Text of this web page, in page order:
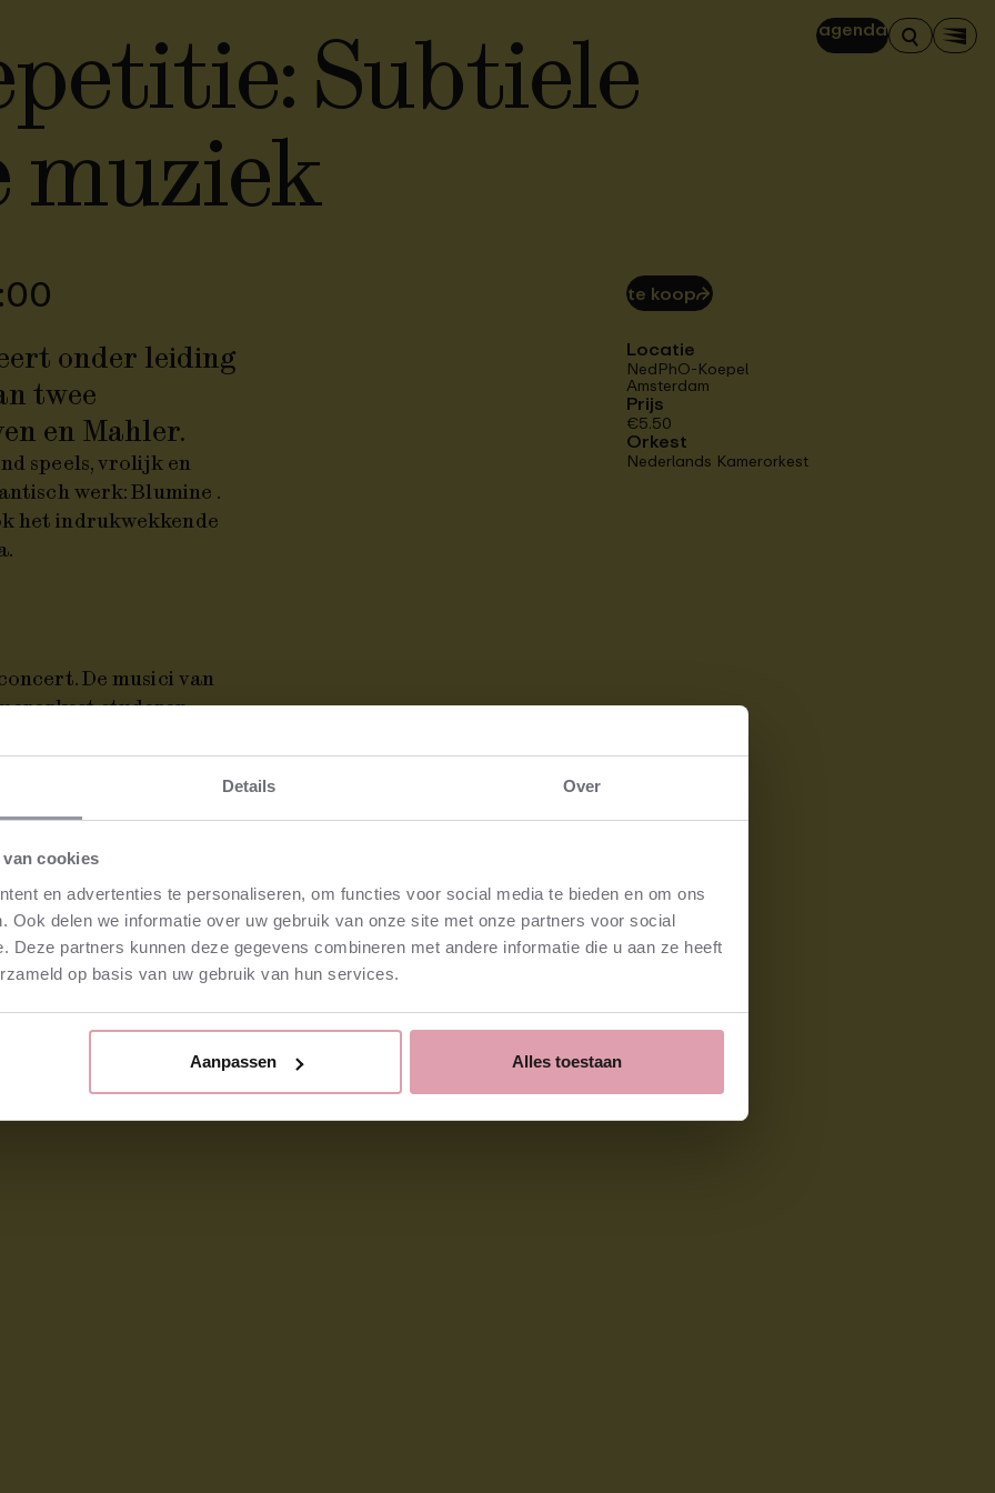
Details Over
cookies
en advertenties te personaliseren, om functies voor social media te bieden en om ons
Ook delen we informatie over uw gebruik van onze site met onze partners voor social
Deze partners kunnen deze gegevens combineren met andere informatie die u aan ze heeft
op basis van uw gebruik van hun services.
Aanpassen Alles toestaan
agenda
Zoeken
Subtiele
muziek
te koop⮫
onder leiding
twee
en Mahler.
speels, vrolijk en
werk:Blumine .
het indrukwekkende
De musici van
studeren
Neem een
tussen
openbare repetitie
dat
stuk precies
Locatie
NedPhO-Koepel
Amsterdam
Prijs
€5.50
Orkest
Nederlands Kamerorkest